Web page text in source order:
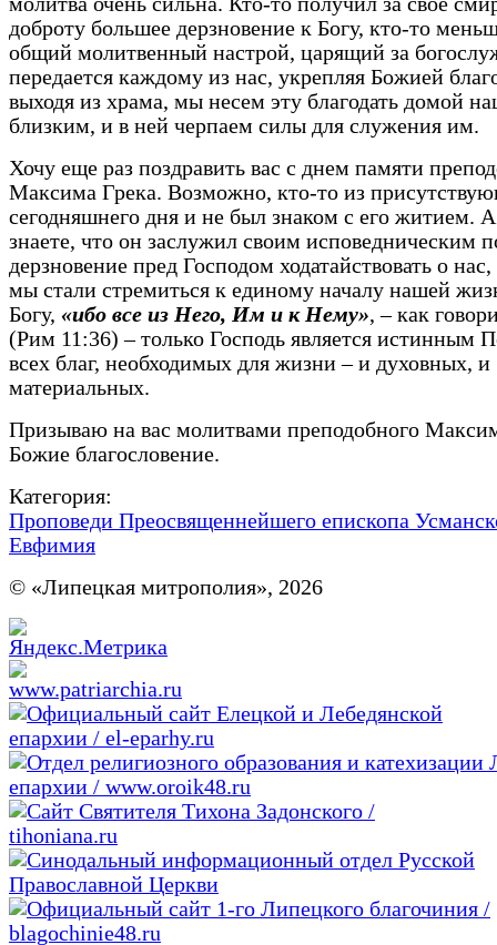
доброту большее дерзновение к Богу, кто-то
общий молитвенный настрой, царящий за
передается каждому из нас, укрепляя Божией
выходя из храма, мы несем эту благодать домой
близким, и в ней черпаем силы для служения им.
Хочу еще раз поздравить вас с днем памяти
Максима Грека. Возможно, кто-то из
сегодняшнего дня и не был знаком с его житием.
знаете, что он заслужил своим исповедническим
дерзновение пред Господом ходатайствовать о
мы стали стремиться к единому началу нашей
Богу, «ибо все из Него, Им и к Нему», – как
(Рим 11:36) – только Господь является истинным
всех благ, необходимых для жизни – и духовных, и
материальных.
Призываю на вас молитвами преподобного
Божие благословение.
Категория:
Проповеди Преосвященнейшего епископа
Евфимия
© «Липецкая митрополия», 2026